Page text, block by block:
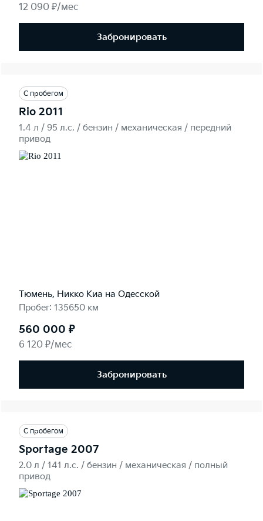
12 090 ₽/мес
Забронировать
С пробегом
Rio 2011
1.4 л / 95 л.c. / бензин / механическая / передний
привод
Тюмень, Никко Kиа на Одесской
Пробег: 135650 км
560 000 ₽
6 120 ₽/мес
Забронировать
С пробегом
Sportage 2007
2.0 л / 141 л.c. / бензин / механическая / полный
привод